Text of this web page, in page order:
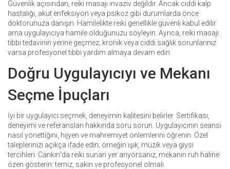
Güvenlik açısından, reiki masajı invaziv değildir. Ancak ciddi kalp
hastalığı, akut enfeksiyon veya psikoz gibi durumlarda önce
doktorunuza danışın. Hamilelikte reiki genellikle güvenli kabul edilir
ama uygulayıcıya hamile olduğunuzu söyleyin. Ayrıca, reiki masajı
tıbbi tedavinin yerine geçmez; kronik veya ciddi sağlık sorunlarınız
varsa profesyonel tıbbi yardım almaya devam edin.
Doğru Uygulayıcıyı ve Mekanı
Seçme İpuçları
İyi bir uygulayıcı seçmek, deneyimin kalitesini belirler. Sertifikası,
deneyimi ve referansları hakkında soru sorun. Uygulayıcının seansı
nasıl yönettiğini, hijyen ve mahremiyet önlemlerini öğrenin. Özel
taleplerinizi açıkça ifade edin; örneğin ışık, müzik veya giysi
tercihleri. Cankırı'da reiki sunan yer arıyorsanız, mekanın ruh haline
özen gösterin: temiz, sakin ve profesyonel olmalı.